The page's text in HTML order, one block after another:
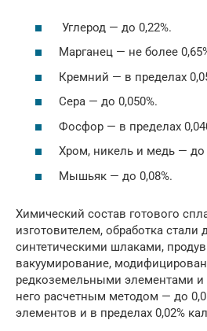
Углерод — до 0,22%.
Марганец — не более
Кремний — в пределах
Сера — до 0,050%.
Фосфор — в пределах
Хром, никель и медь — до
Мышьяк — до 0,08%.
Химический состав готового
изготовителем, обработка стали
синтетическими шлаками,
вакуумирование,
редкоземельными элементами и
него расчетным методом — до
элементов и в пределах 0,02%